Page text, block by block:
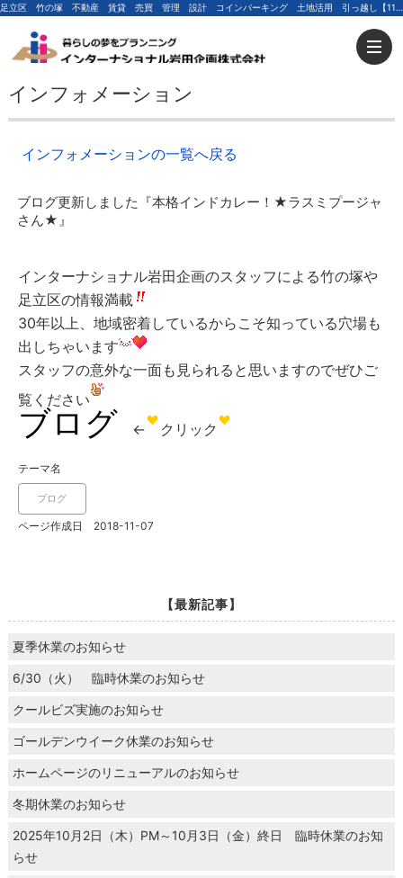
足立区 竹の塚 不動産 賃貸 売買 管理 設計 コインパーキング 土地活用 引っ越し【11月7日更新】ブログ更新しました『本格インドカレー！★ラスミプージャさん★』 | 足立区の不動産ならインターナショナル岩田企画
インフォメーション
インフォメーションの一覧へ戻る
ブログ更新しました『本格インドカレー！★ラスミプージャ
さん★』
インターナショナル岩田企画のスタッフによる竹の塚や
足立区の情報満載
30年以上、地域密着しているからこそ知っている穴場も
出しちゃいます
スタッフの意外な一面も見られると思いますのでぜひご
覧ください
ブログ ← クリック
テーマ名
ブログ
ページ作成日 2018-11-07
【最新記事】
夏季休業のお知らせ
6/30（火） 臨時休業のお知らせ
クールビズ実施のお知らせ
ゴールデンウイーク休業のお知らせ
ホームページのリニューアルのお知らせ
冬期休業のお知らせ
2025年10月2日（木）PM～10月3日（金）終日 臨時休業のお知
らせ